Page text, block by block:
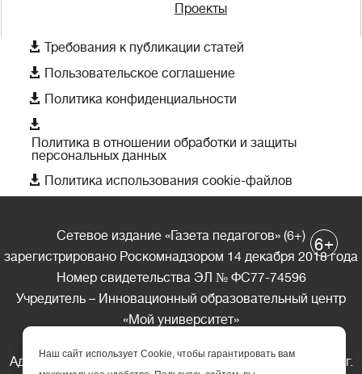
Проекты
 Требования к публикации статей
 Пользовательское соглашение
 Политика конфиденциальности

Политика в отношении обработки и защиты
персональных данных
 Политика использования cookie-файлов
Сетевое издание «Газета педагогов» (6+)
зарегистрировано Роскомнадзором 14 декабря 2018 года
Номер свидетельства ЭЛ № ФС77-74596
Учредитель – Инновационный образовательный центр
«Мой университет»
Адрес редакции: 185035 Россия, Республика Карелия, г.
6+
Наш сайт использует Cookie, чтобы гарантировать вам